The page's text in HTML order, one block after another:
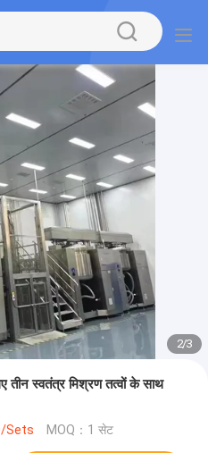
2/3
तीन स्वतंत्र मिश्रण तत्वों के साथ
Sets MOQ：1 सेट